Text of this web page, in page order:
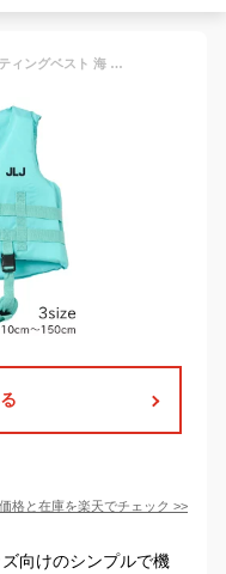
【メール便不可】JLJ キッズ フローティングベスト 海 プール キャンプ 川遊び レジャー ライフジャケット 浮力補助 レジャー 子供服 男の子 小学生 中学生 ファッション キッズ ジュニア 110cm 120cm 130cm 140cm 150cm ビーチグッズ【2222】
価格と在庫を楽天でチェック >>
向けのシンプルで機